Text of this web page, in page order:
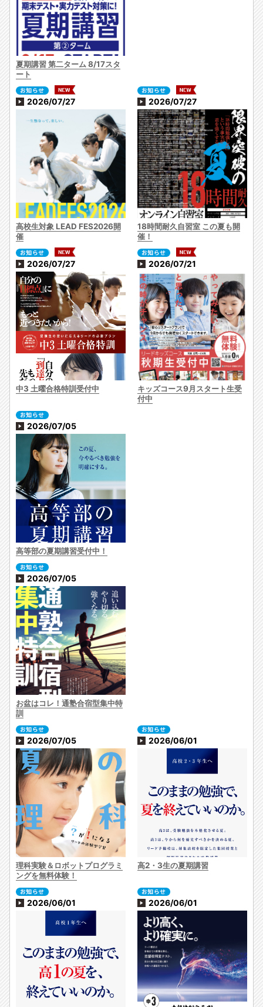
夏期講習 第二ターム 8/17スタ
ート
2026/07/27
高校生対象 LEAD FES2026開
催
2026/07/27
18時間耐久自習室 この夏も開
催！
2026/07/27
中3 土曜合格特訓受付中
2026/07/21
キッズコース9月スタート生受
付中
2026/07/05
高等部の夏期講習受付中！
2026/07/05
お盆はコレ！通塾合宿型集中特
訓
2026/07/05
理科実験＆ロボットプログラミ
ングを無料体験！
2026/06/01
高2・3生の夏期講習
2026/06/01 2026/06/01